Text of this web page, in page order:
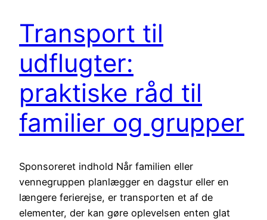
Transport til
udflugter:
praktiske råd til
familier og grupper
Sponsoreret indhold Når familien eller
vennegruppen planlægger en dagstur eller en
længere ferierejse, er transporten et af de
elementer, der kan gøre oplevelsen enten glat